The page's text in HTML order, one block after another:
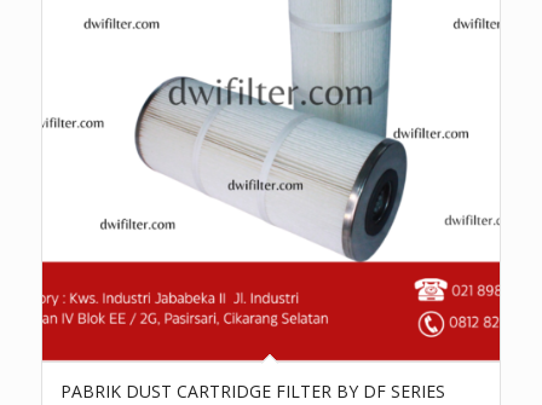
PABRIK DUST CARTRIDGE FILTER BY DF SERIES